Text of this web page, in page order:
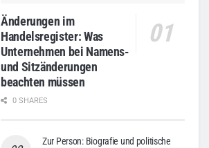
Änderungen im
Handelsregister: Was
Unternehmen bei Namens-
und Sitzänderungen
beachten müssen
0 SHARES
Zur Person: Biografie und politische